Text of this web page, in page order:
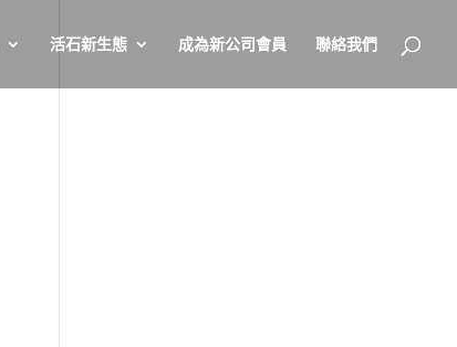
活石新生態 成為新公司會員 聯絡我們